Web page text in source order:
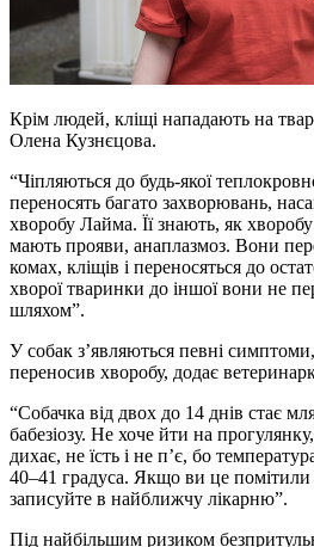
Крім людей, кліщі нападають на
Олена Кузнєцова.
“Чіпляються до будь-якої
переносять багато захворювань,
хворобу Лайма. Її знають, як
мають прояви, анаплазмоз. Вони
комах, кліщів і переносяться до
хворої тваринки до іншої вони не
шляхом”.
У собак з’являються певні
переносив хворобу, додає
“Собачка від двох до 14 днів стає
бабезіозу. Не хоче йти на
дихає, не їсть і не п’є, бо
40–41 градуса. Якщо ви це помітили
записуйте в найближчу лікарню”.
Під найбільшим ризиком